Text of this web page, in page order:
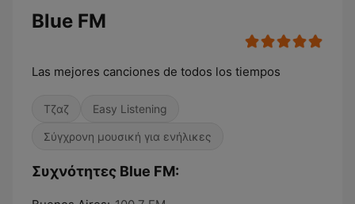
Blue FM
Las mejores canciones de todos los tiempos
Τζαζ Easy Listening
Σύγχρονη μουσική για ενήλικες
Συχνότητες Blue FM: